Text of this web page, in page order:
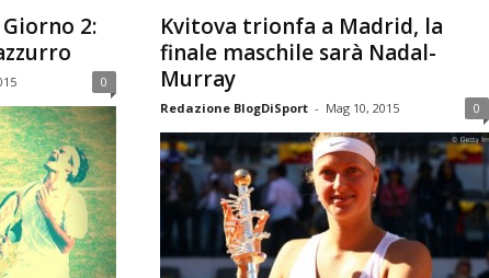
2:
0
Kvitova trionfa a Madrid, la
finale maschile sarà Nadal-
Murray
Redazione BlogDiSport - Mag 10, 2015 0